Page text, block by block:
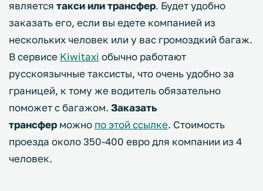
является такси или трансфер. Будет удобно
заказать его, если вы едете компанией из
нескольких человек или у вас громоздкий багаж.
В сервисе Kiwitaxi обычно работают
русскоязычные таксисты, что очень удобно за
границей, к тому же водитель обязательно
поможет с багажом. Заказать
трансфер можно по этой ссылке. Стоимость
проезда около 350-400 евро для компании из 4
человек.